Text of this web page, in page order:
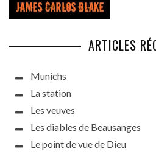
ARTICLES
Munichs
La station
Les veuves
Les diables de Beausanges
Le point de vue de Dieu